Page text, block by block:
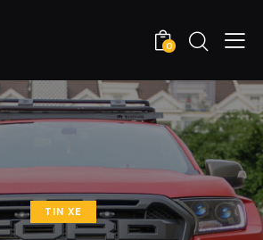
0
TIN XE